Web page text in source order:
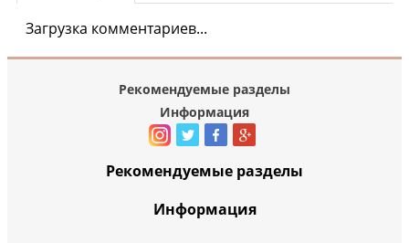
Загрузка комментариев...
Рекомендуемые разделы
Информация
Рекомендуемые разделы
Информация